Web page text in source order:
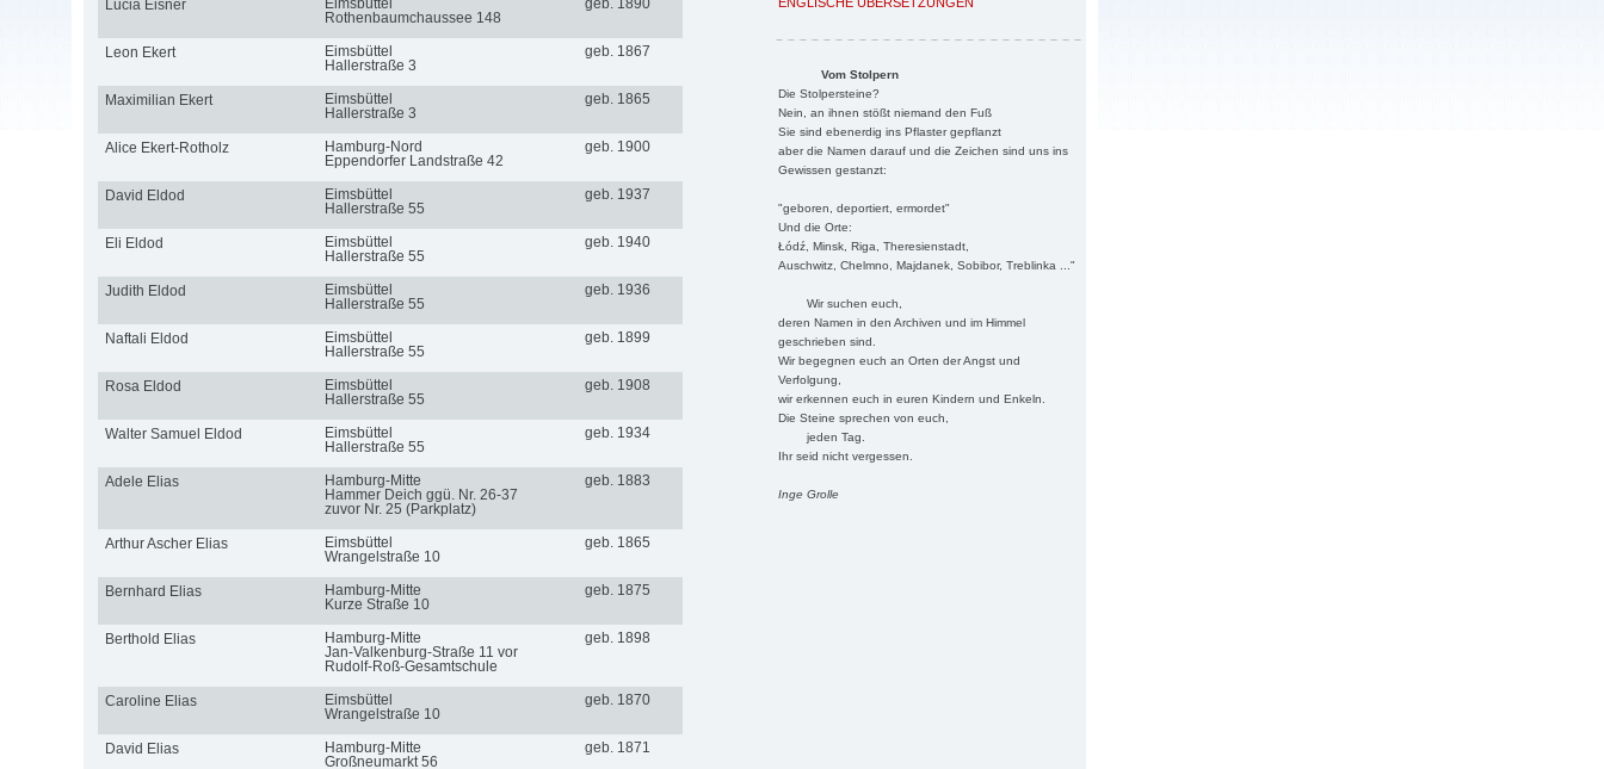
Vom Stolpern
Die Stolpersteine?
Nein, an ihnen stößt niemand den Fuß
Sie sind ebenerdig ins Pflaster gepflanzt
aber die Namen darauf und die Zeichen sind uns ins
Gewissen gestanzt:
"geboren, deportiert, ermordet"
Und die Orte:
Łódź, Minsk, Riga, Theresienstadt,
Auschwitz, Chelmno, Majdanek, Sobibor, Treblinka ..."
Wir suchen euch,
deren Namen in den Archiven und im Himmel
geschrieben sind.
Wir begegnen euch an Orten der Angst und
Verfolgung,
wir erkennen euch in euren Kindern und Enkeln.
Die Steine sprechen von euch,
jeden Tag.
Ihr seid nicht vergessen.
Inge Grolle
Lucia Eisner
Rothenbaumchaussee 148
Leon Ekert
Eimsbüttel
Hallerstraße 3
geb. 1867
Maximilian Ekert
Eimsbüttel
Hallerstraße 3
geb. 1865
Alice Ekert-Rotholz
Hamburg-Nord
Eppendorfer Landstraße 42
geb. 1900
David Eldod
Eimsbüttel
Hallerstraße 55
geb. 1937
Eli Eldod
Eimsbüttel
Hallerstraße 55
geb. 1940
Judith Eldod
Eimsbüttel
Hallerstraße 55
geb. 1936
Naftali Eldod
Eimsbüttel
Hallerstraße 55
geb. 1899
Rosa Eldod
Eimsbüttel
Hallerstraße 55
geb. 1908
Walter Samuel Eldod
Eimsbüttel
Hallerstraße 55
geb. 1934
Adele Elias
Hamburg-Mitte
Hammer Deich ggü. Nr. 26-37
zuvor Nr. 25 (Parkplatz)
geb. 1883
Arthur Ascher Elias
Eimsbüttel
Wrangelstraße 10
geb. 1865
Bernhard Elias
Hamburg-Mitte
Kurze Straße 10
geb. 1875
Berthold Elias
Hamburg-Mitte
Jan-Valkenburg-Straße 11 vor
Rudolf-Roß-Gesamtschule
geb. 1898
Caroline Elias
Eimsbüttel
Wrangelstraße 10
geb. 1870
David Elias
Hamburg-Mitte
Großneumarkt 56
geb. 1871